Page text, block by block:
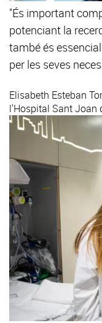
"És important
potenciant la
també és
per les seves
Elisabeth Esteban
l'Hospital Sant Joan